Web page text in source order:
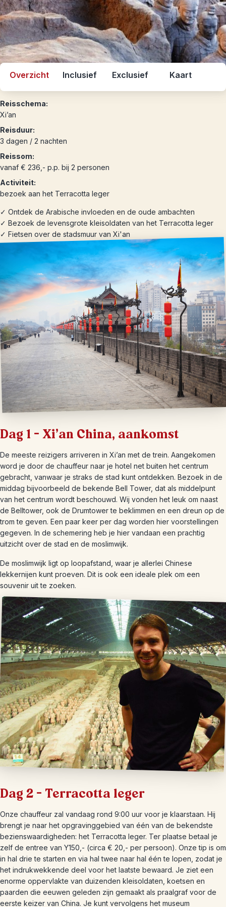
Overzicht Inclusief Exclusief Kaart
Reisschema:
Xi’an
Reisduur:
3 dagen / 2 nachten
Reissom:
vanaf € 236,- p.p. bij 2 personen
Activiteit:
bezoek aan het Terracotta leger
✓ Ontdek de Arabische invloeden en de oude ambachten
✓ Bezoek de levensgrote kleisoldaten van het Terracotta leger
✓ Fietsen over de stadsmuur van Xi'an
Dag 1 – Xi’an China, aankomst
De meeste reizigers arriveren in Xi’an met de trein. Aangekomen
word je door de chauffeur naar je hotel net buiten het centrum
gebracht, vanwaar je straks de stad kunt ontdekken. Bezoek in de
middag bijvoorbeeld de bekende Bell Tower, dat als middelpunt
van het centrum wordt beschouwd. Wij vonden het leuk om naast
de Belltower, ook de Drumtower te beklimmen en een dreun op de
trom te geven. Een paar keer per dag worden hier voorstellingen
gegeven. In de schemering heb je hier vandaan een prachtig
uitzicht over de stad en de moslimwijk.
De moslimwijk ligt op loopafstand, waar je allerlei Chinese
lekkernijen kunt proeven. Dit is ook een ideale plek om een
souvenir uit te zoeken.
Dag 2 – Terracotta leger
Onze chauffeur zal vandaag rond 9:00 uur voor je klaarstaan. Hij
brengt je naar het opgravinggebied van één van de bekendste
bezienswaardigheden: het Terracotta leger. Ter plaatse betaal je
zelf de entree van Y150,- (circa € 20,- per persoon). Onze tip is om
in hal drie te starten en via hal twee naar hal één te lopen, zodat je
het indrukwekkende deel voor het laatste bewaard. Je ziet een
enorme oppervlakte van duizenden kleisoldaten, koetsen en
paarden die eeuwen geleden zijn gemaakt als praalgraf voor de
eerste keizer van China. Je kunt vervolgens het museum